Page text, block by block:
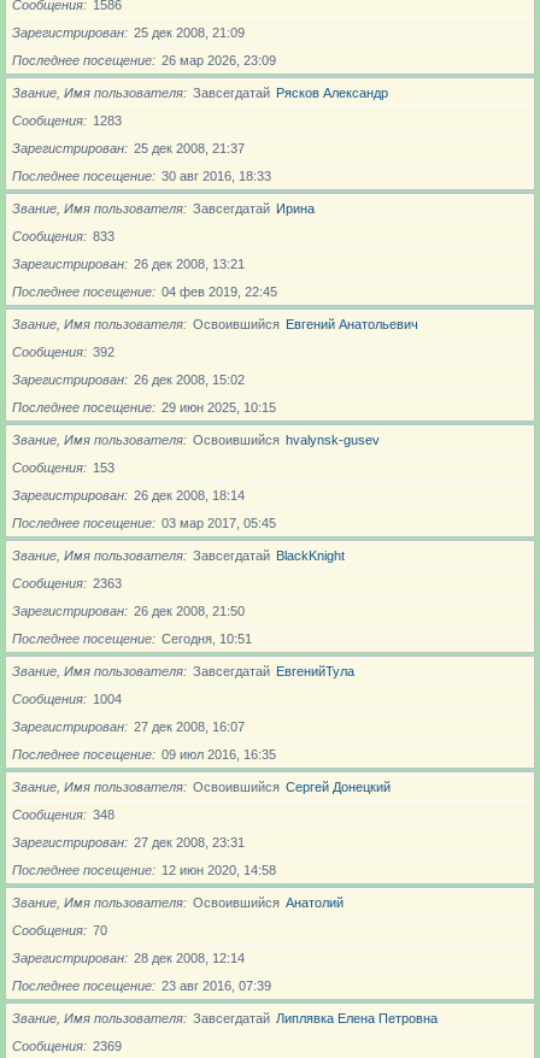
Сообщения
1586
Зарегистрирован
25 дек 2008, 21:09
Последнее посещение
26 мар 2026, 23:09
Звание, Имя пользователя Завсегдатай Рясков Александр
Сообщения
1283
Зарегистрирован
25 дек 2008, 21:37
Последнее посещение
30 авг 2016, 18:33
Звание, Имя пользователя Завсегдатай Ирина
Сообщения
833
Зарегистрирован
26 дек 2008, 13:21
Последнее посещение
04 фев 2019, 22:45
Звание, Имя пользователя Освоившийся Евгений Анатольевич
Сообщения
392
Зарегистрирован
26 дек 2008, 15:02
Последнее посещение
29 июн 2025, 10:15
Звание, Имя пользователя Освоившийся hvalynsk-gusev
Сообщения
153
Зарегистрирован
26 дек 2008, 18:14
Последнее посещение
03 мар 2017, 05:45
Звание, Имя пользователя Завсегдатай BlackKnight
Сообщения
2363
Зарегистрирован
26 дек 2008, 21:50
Последнее посещение
Сегодня, 10:51
Звание, Имя пользователя Завсегдатай ЕвгенийТула
Сообщения
1004
Зарегистрирован
27 дек 2008, 16:07
Последнее посещение
09 июл 2016, 16:35
Звание, Имя пользователя Освоившийся Сергей Донецкий
Сообщения
348
Зарегистрирован
27 дек 2008, 23:31
Последнее посещение
12 июн 2020, 14:58
Звание, Имя пользователя Освоившийся Анатолий
Сообщения
70
Зарегистрирован
28 дек 2008, 12:14
Последнее посещение
23 авг 2016, 07:39
Звание, Имя пользователя Завсегдатай Липлявка Елена Петровна
Сообщения
2369